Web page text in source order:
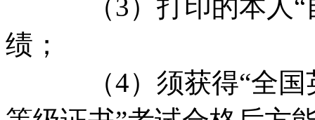
（3）打印的本人“自
绩；
（4）须获得“全国英